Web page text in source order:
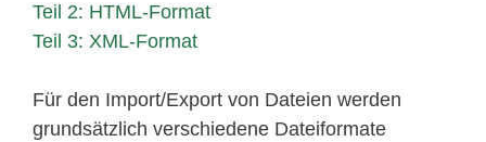
Teil 2: HTML-Format
Teil 3: XML-Format
Für den Import/Export von Dateien werden
grundsätzlich verschiedene Dateiformate